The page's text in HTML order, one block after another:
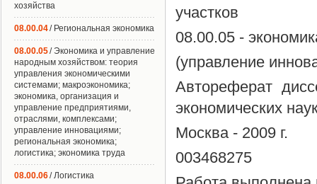
участков
08.00.05 -
(управление
Автореферат
экономических
Москва - 2009 г.
003468275
хозяйства
08.00.04/ Региональная экономика
08.00.05/ Экономика и управление
народным хозяйством: теория
управления экономическими
системами; макроэкономика;
экономика, организация и
управление предприятиями,
отраслями, комплексами;
управление инновациями;
региональная экономика;
логистика; экономика труда
08.00.06/ Логистика